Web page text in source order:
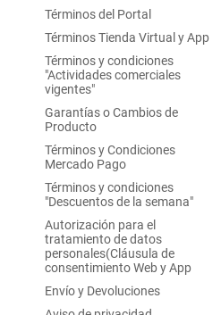
Términos del Portal
Términos Tienda Virtual y App
Términos y condiciones
"Actividades comerciales
vigentes"
Garantías o Cambios de
Producto
Términos y Condiciones
Mercado Pago
Términos y condiciones
"Descuentos de la semana"
Autorización para el
tratamiento de datos
personales(Cláusula de
consentimiento Web y App
Envío y Devoluciones